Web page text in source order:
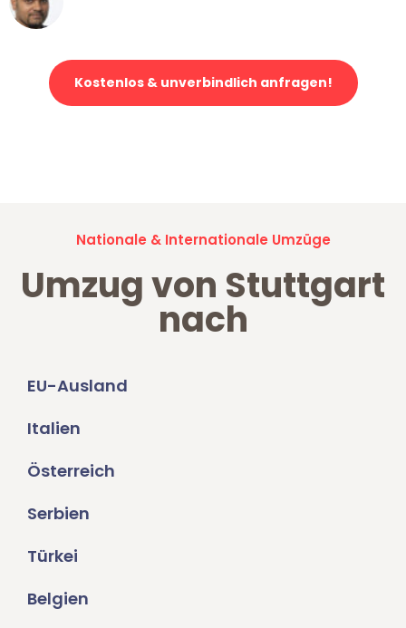
Kostenlos & unverbindlich anfragen!
Nationale & Internationale Umzüge
Umzug von Stuttgart
nach
EU-Ausland
Italien
Österreich
Serbien
Türkei
Belgien